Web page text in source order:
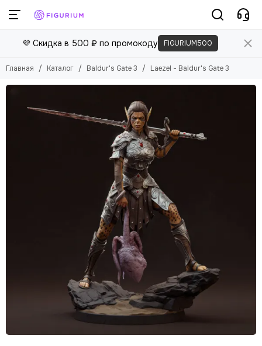
💜 Скидка в 500 ₽ по промокоду FIGURIUM500
Главная Каталог Baldur's Gate 3 Laezel - Baldur's Gate 3